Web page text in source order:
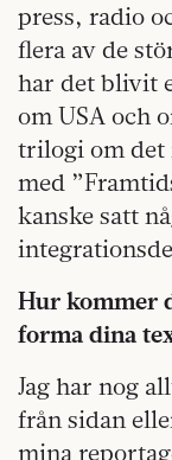
press, radio
flera av de
har det blivit
om USA och
trilogi om det
med
kanske satt
Hur kommer
forma dina
Jag har nog
från sidan
mina